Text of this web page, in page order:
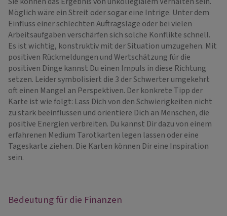
Möglich wäre ein Streit oder sogar eine Intrige. Unter dem
Einfluss einer schlechten Auftragslage oder bei vielen
Arbeitsaufgaben verschärfen sich solche Konflikte schnell.
Es ist wichtig, konstruktiv mit der Situation umzugehen. Mit
positiven Rückmeldungen und Wertschätzung für die
positiven Dinge kannst Du einen Impuls in diese Richtung
setzen. Leider symbolisiert die 3 der Schwerter umgekehrt
oft einen Mangel an Perspektiven. Der konkrete Tipp der
Karte ist wie folgt: Lass Dich von den Schwierigkeiten nicht
zu stark beeinflussen und orientiere Dich an Menschen, die
positive Energien verbreiten. Du kannst Dir dazu von einem
erfahrenen Medium Tarotkarten legen lassen oder eine
Tageskarte ziehen. Die Karten können Dir eine Inspiration
sein.
Bedeutung für die Finanzen